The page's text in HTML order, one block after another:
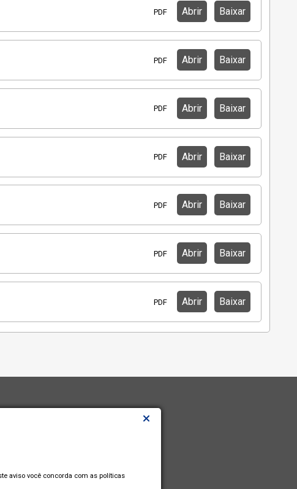
PDF Abrir Baixar
PDF Abrir Baixar
PDF Abrir Baixar
PDF Abrir Baixar
PDF Abrir Baixar
PDF Abrir Baixar
PDF Abrir Baixar
aviso você concorda com as políticas